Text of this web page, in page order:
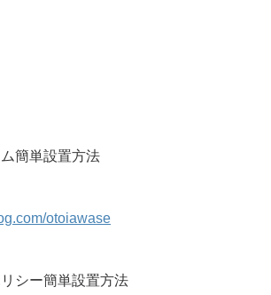
簡単設置方法
otoiawase
シー簡単設置方法